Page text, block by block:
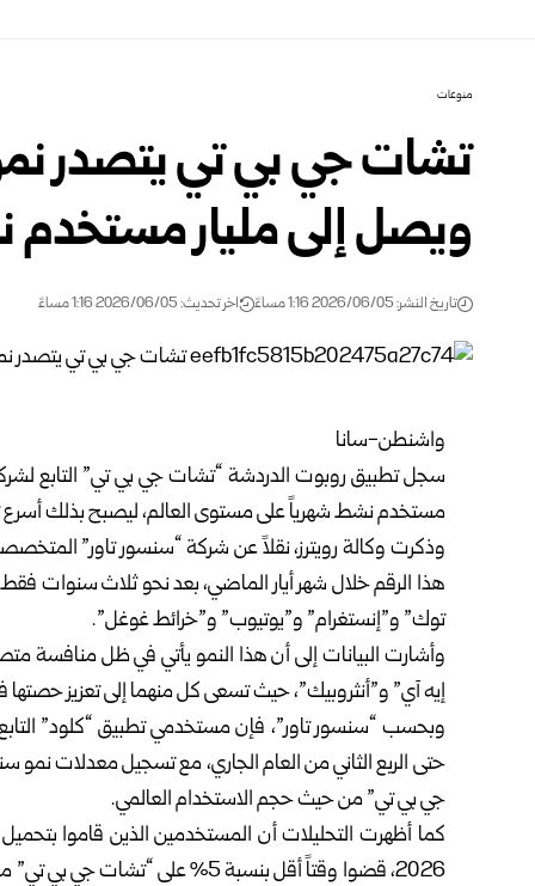
منوعات
تشات جي بي تي يتصدر
ويصل إلى مليار
تاريخ النشر: 2026/06/05 1:16 مساءً اخر تحديث: 2026/06/05 1:16 مساءً
واشنطن-سانا
سجل تطبيق روبوت الدردشة “تشات جي بي تي” التابع لشركة
مستخدم نشط شهرياً على مستوى العالم، ليصبح بذلك أسرع
وذكرت وكالة رويترز، نقلاً عن شركة “سنسور تاور”
هذا الرقم خلال شهر أيار الماضي، بعد نحو ثلاث سنوات
توك” و”إنستغرام” و”يوتيوب” و”خرائط غوغل”.
وأشارت البيانات إلى أن هذا النمو يأتي في ظل منافسة
إيه آي” و”أنثروبيك”، حيث تسعى كل منهما إلى تعزيز
حتى الربع الثاني من العام الجاري، مع تسجيل معدلات نمو
جي بي تي” من حيث حجم الاستخدام العالمي.
كما أظهرت التحليلات أن المستخدمين الذين قاموا
2026، قضوا وقتاً أقل بنسبة 5%